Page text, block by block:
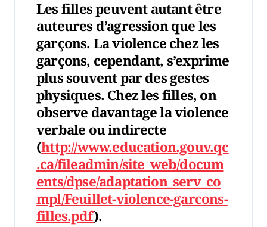
Les filles peuvent autant être
auteures d’agression que les
garçons. La violence chez les
garçons, cependant, s’exprime
plus souvent par des gestes
physiques. Chez les filles, on
observe davantage la violence
verbale ou indirecte
(http://www.education.gouv.qc
.ca/fileadmin/site_web/docum
ents/dpse/adaptation_serv_co
mpl/Feuillet-violence-garcons-
filles.pdf).